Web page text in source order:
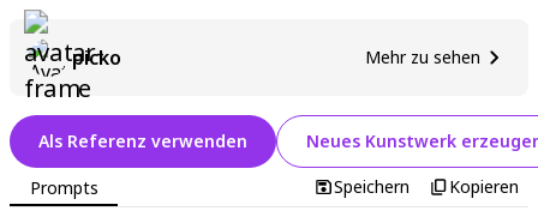
picko Mehr zu sehen
Als Referenz verwenden Neues Kunstwerk
Prompts Speichern Kopieren